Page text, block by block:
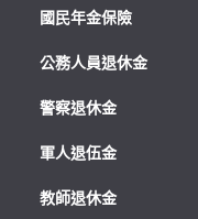
國民年金保險
公務人員退休金
警察退休金
軍人退伍金
教師退休金